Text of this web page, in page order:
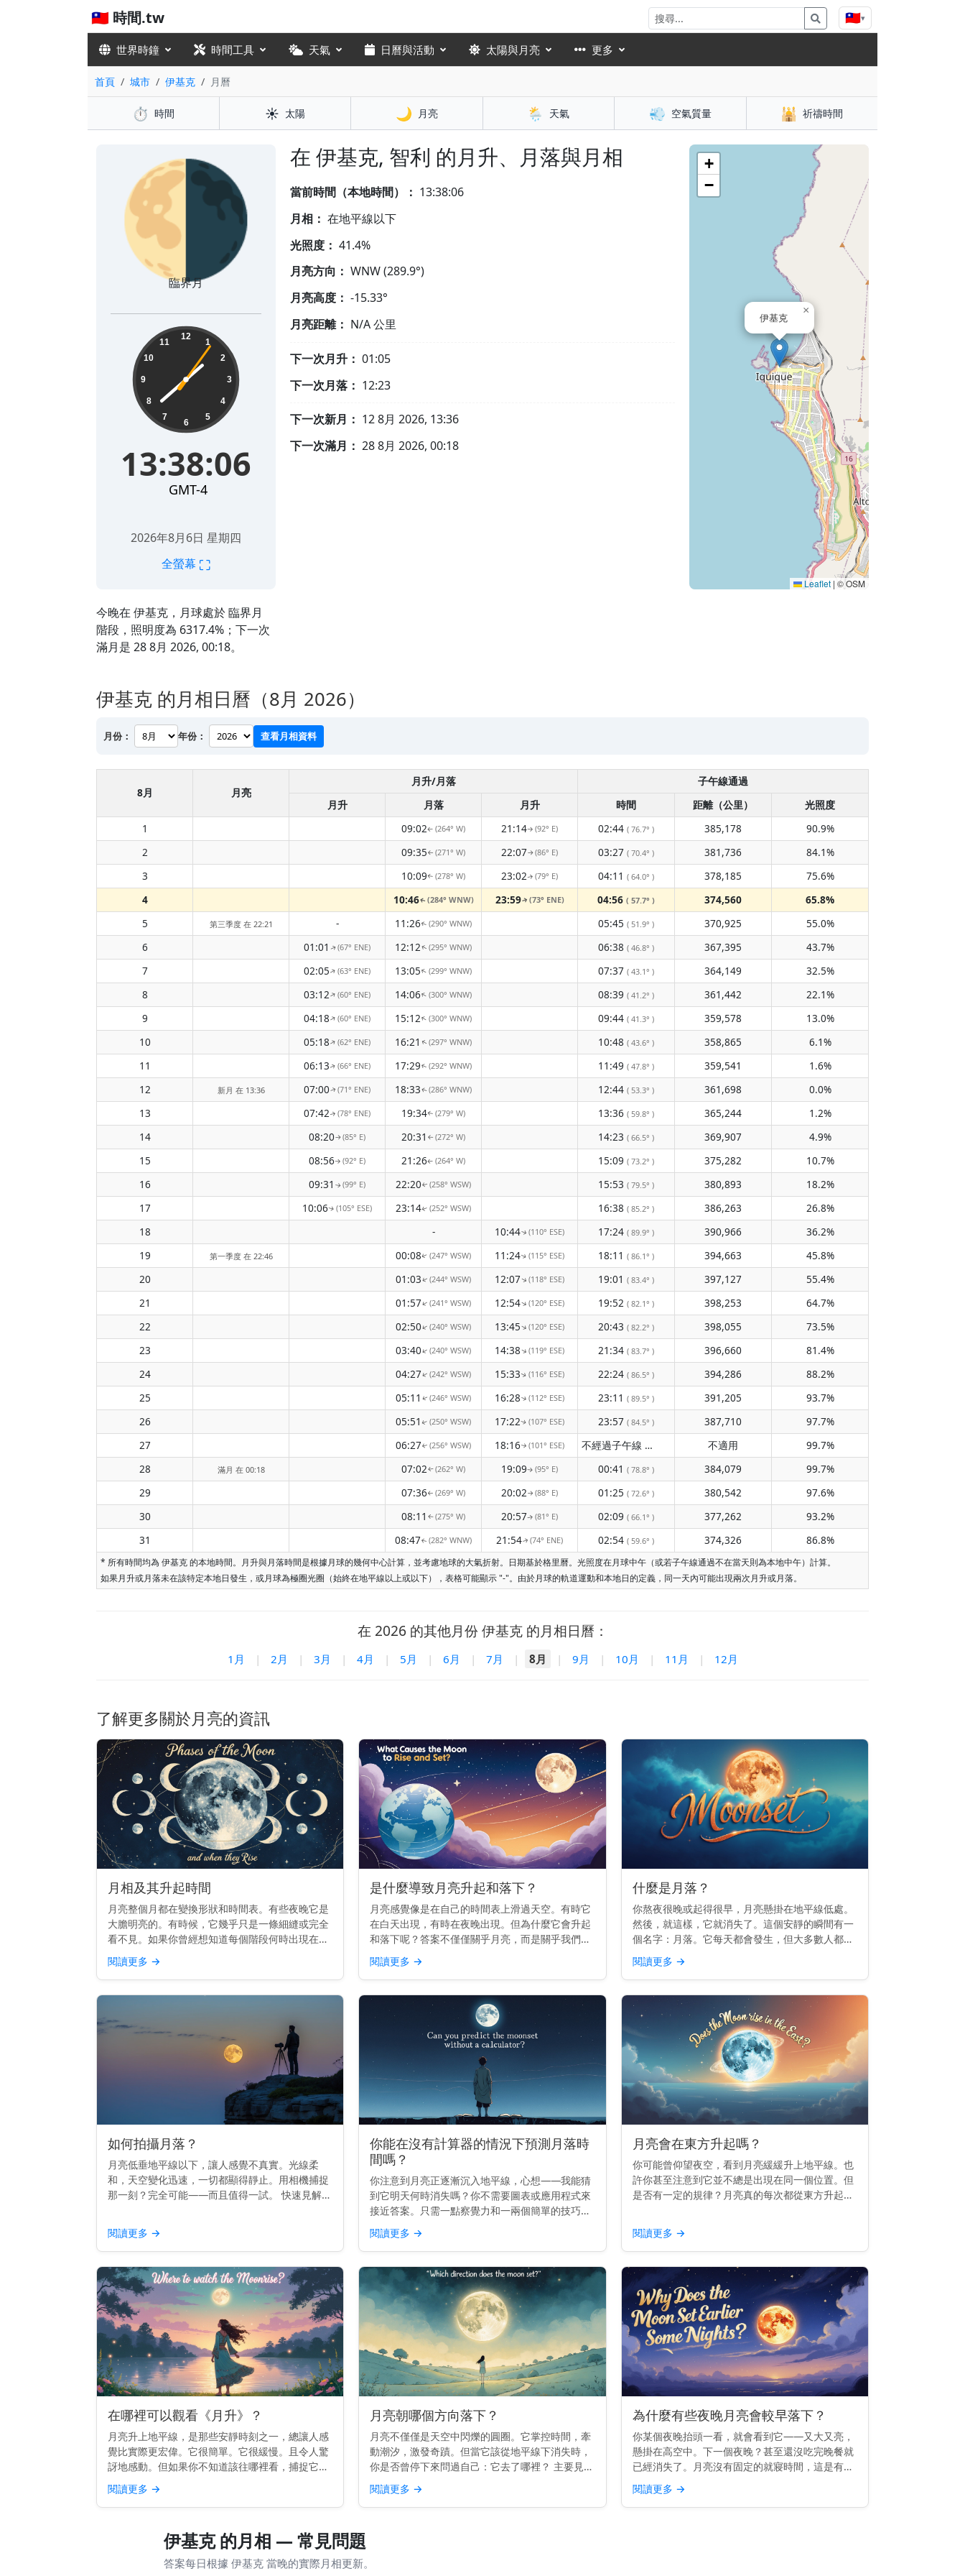
🇹🇼 時間.tw 🇹🇼▾
世界時鐘 時間工具 天氣 日曆與活動 太陽與月亮 更多
首頁 城市 伊基克 月曆
⏱️ 時間 ☀️ 太陽 🌙 月亮 🌦️ 天氣 💨 空氣質量 🕌 祈禱時間
在 伊基克, 智利 的月升、月落與月相
今晚在 伊基克，月球處於 臨界月
階段，照明度為 6317.4%；下一次
滿月是 28 8月 2026, 00:18。
🌗
臨界月
13:38:08 12
1
2
3
4
5
6
7
8
9
10
11
13:38:08
GMT-4
2026年8月6日 星期四
全螢幕 ⛶
當前時間（本地時間）： 13:38:08
月相： 在地平線以下
光照度： 41.4%
月亮方向： WNW (289.9°)
月亮高度： -15.33°
月亮距離： N/A公里
下一次月升： 01:05
下一次月落： 12:23
下一次新月： 12 8月 2026, 13:36
下一次滿月： 28 8月 2026, 00:18
伊基克
×
+
−
Leaflet | © OSM
伊基克 的月相日曆（8月 2026）
月份： 年份： 查看月相資料
8月 月亮
月升/月落
子午線通過
月升
月落 月升 時間 距離（公里）
光照度
1
09:02↑(264° W) 21:14↑(92° E) 02:44 ( 76.7° ) 385,178
90.9%
2
09:35↑(271° W) 22:07↑(86° E) 03:27 ( 70.4° ) 381,736
84.1%
3
10:09↑(278° W) 23:02↑(79° E) 04:11 ( 64.0° ) 378,185
75.6%
4
10:46↑(284° WNW) 23:59↑(73° ENE) 04:56 ( 57.7° ) 374,560
65.8%
5
第三季度 在 22:21 - 11:26↑(290° WNW) 05:45 ( 51.9° ) 370,925
55.0%
6
01:01 ↑(67° ENE) 12:12↑(295° WNW) 06:38 ( 46.8° ) 367,395
43.7%
7
02:05↑(63° ENE) 13:05↑(299° WNW) 07:37 ( 43.1° ) 364,149
32.5%
8
03:12↑(60° ENE) 14:06↑(300° WNW) 08:39 ( 41.2° ) 361,442
22.1%
9
04:18↑(60° ENE) 15:12↑(300° WNW) 09:44 ( 41.3° ) 359,578
13.0%
10
05:18↑(62° ENE) 16:21 ↑(297° WNW) 10:48 ( 43.6° ) 358,865
6.1%
11
06:13↑(66° ENE) 17:29↑(292° WNW) 11:49 ( 47.8° ) 359,541
1.6%
12
新月 在 13:36 07:00↑(71° ENE) 18:33↑(286° WNW) 12:44 ( 53.3° ) 361,698
0.0%
13
07:42↑(78° ENE) 19:34↑(279° W) 13:36 ( 59.8° ) 365,244
1.2%
14
08:20↑(85° E) 20:31 ↑(272° W) 14:23 ( 66.5° ) 369,907
4.9%
15
08:56↑(92° E) 21:26↑(264° W) 15:09 ( 73.2° ) 375,282
10.7%
16
09:31 ↑(99° E) 22:20↑(258° WSW) 15:53 ( 79.5° ) 380,893
18.2%
17
10:06↑(105° ESE) 23:14↑(252° WSW) 16:38 ( 85.2° ) 386,263
26.8%
18
- 10:44↑(110° ESE) 17:24 ( 89.9° ) 390,966
36.2%
19
第一季度 在 22:46 00:08↑(247° WSW) 11:24↑(115° ESE) 18:11 ( 86.1° ) 394,663
45.8%
20
01:03↑(244° WSW) 12:07↑(118° ESE) 19:01 ( 83.4° ) 397,127
55.4%
21
01:57↑(241° WSW) 12:54↑(120° ESE) 19:52 ( 82.1° ) 398,253
64.7%
22
02:50↑(240° WSW) 13:45↑(120° ESE) 20:43 ( 82.2° ) 398,055
73.5%
23
03:40↑(240° WSW) 14:38↑(119° ESE) 21:34 ( 83.7° ) 396,660
81.4%
24
04:27↑(242° WSW) 15:33↑(116° ESE) 22:24 ( 86.5° ) 394,286
88.2%
25
05:11 ↑(246° WSW) 16:28↑(112° ESE) 23:11 ( 89.5° ) 391,205
93.7%
26
05:51 ↑(250° WSW) 17:22↑(107° ESE) 23:57 ( 84.5° ) 387,710
97.7%
27
06:27↑(256° WSW) 18:16↑(101° ESE) 不經過子午線
( 不適用 ) 不適用
99.7%
28
滿月 在 00:18 07:02↑(262° W) 19:09↑(95° E) 00:41 ( 78.8° ) 384,079
99.7%
29
07:36↑(269° W) 20:02↑(88° E) 01:25 ( 72.6° ) 380,542
97.6%
30
08:11 ↑(275° W) 20:57↑(81° E) 02:09 ( 66.1° ) 377,262
93.2%
31
08:47↑(282° WNW) 21:54↑(74° ENE) 02:54 ( 59.6° ) 374,326 86.8%
* 所有時間均為 伊基克 的本地時間。月升與月落時間是根據月球的幾何中心計算，並考慮地球的大氣折射。日期基於格里曆。光照度在月球中午（或若子午線通過不在當天則為本地中午）計算。
如果月升或月落未在該特定本地日發生，或月球為極圈光圈（始終在地平線以上或以下），表格可能顯示 "-"。由於月球的軌道運動和本地日的定義，同一天內可能出現兩次月升或月落。
在 2026 的其他月份 伊基克 的月相日曆：
1月 | 2月 | 3月 | 4月 | 5月 | 6月 | 7月 | 8月 | 9月 | 10月 | 11月 | 12月
了解更多關於月亮的資訊
月相及其升起時間
月亮整個月都在變換形狀和時間表。有些夜晚它是
大膽明亮的。有時候，它幾乎只是一條細縫或完全
看不見。如果你曾經想知道每個階段何時出現在天
空中，你並不孤單。其實，時間是遵循一個節奏
的。 重點提示： 每個月相的升起時間不同——從
日出到日落——這取決...
閱讀更多 →
是什麼導致月亮升起和落下？
月亮感覺像是在自己的時間表上滑過天空。有時它
在白天出現，有時在夜晚出現。但為什麼它會升起
和落下呢？答案不僅僅關乎月亮，而是關乎我們自
己。 主要見解： 月亮升起和落下是因為地球在旋
轉——而不是因為月亮移動得那麼快。 它真正移動
的原因 地球每2...
閱讀更多 →
什麼是月落？
你熬夜很晚或起得很早，月亮懸掛在地平線低處。
然後，就這樣，它就消失了。這個安靜的瞬間有一
個名字：月落。它每天都會發生，但大多數人都會
錯過。 重點提示： 月落是指月亮滑落到西方地平
線以下，就像日落一樣，但較為柔和。 月落的運作
原理 地球由西向...
閱讀更多 →
如何拍攝月落？
月亮低垂地平線以下，讓人感覺不真實。光線柔
和，天空變化迅速，一切都顯得靜止。用相機捕捉
那一刻？完全可能——而且值得一試。 快速見解：
應用程式或日曆來規劃時間。 時間掌握一切 最佳
的月落照片通常在...
閱讀更多 →
你能在沒有計算器的情況下預測月落時
間嗎？
你注意到月亮正逐漸沉入地平線，心想——我能猜
到它明天何時消失嗎？你不需要圖表或應用程式來
接近答案。只需一點察覺力和一兩個簡單的技巧。
主要見解： 你可以通過知道今天的月落時間，並減
去大約50分鐘來預估明天的月落時間。 月亮的每
日漂移 月亮在...
閱讀更多 →
月亮會在東方升起嗎？
你可能曾仰望夜空，看到月亮緩緩升上地平線。也
許你甚至注意到它並不總是出現在同一個位置。但
是否有一定的規律？月亮真的每次都從東方升起
非常接近東方——就像太陽一樣。 為什麼月亮會跟
隨東方 這一切都與...
閱讀更多 →
在哪裡可以觀看《月升》？
月亮升上地平線，是那些安靜時刻之一，總讓人感
覺比實際更宏偉。它很簡單。它很緩慢。且令人驚
訝地感動。但如果你不知道該往哪裡看，捕捉它並
不總是那麼容易。 快速提示： 面向東方，視野開
闊，能看到地平線。較高的地勢或面向開闊天空的
海灘效果最佳。 為...
閱讀更多 →
月亮朝哪個方向落下？
月亮不僅僅是天空中閃爍的圓圈。它掌控時間，牽
動潮汐，激發奇蹟。但當它該從地平線下消失時，
你是否曾停下來問過自己：它去了哪裡？ 主要見
解： 月亮在西方落下，就像太陽一樣。但每晚的確
切位置會略有變化。 為什麼月亮會在西方落下 地
球由西向東旋轉。...
閱讀更多 →
為什麼有些夜晚月亮會較早落下？
你某個夜晚抬頭一看，就會看到它——又大又亮，
懸掛在高空中。下一個夜晚？甚至還沒吃完晚餐就
已經消失了。月亮沒有固定的就寢時間，這是有充
分原因的。 快速見解： 有些夜晚月亮較早落下，
是因為它的軌道使它每天升起的時間大約晚50分鐘
——因此相較於前...
閱讀更多 →
伊基克 的月相 — 常見問題
答案每日根據 伊基克 當晚的實際月相更新。